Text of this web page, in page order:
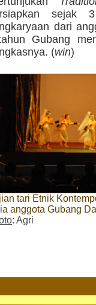
sejak
dari
Gubang
(win)
tari Etnik
anggota Gubang
: Agri